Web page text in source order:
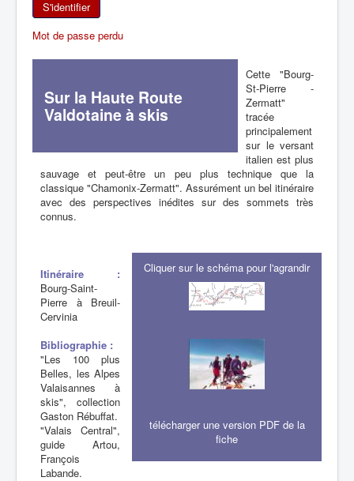
RANDONNÉE SPORTIVE
S'identifier
Mot de passe perdu
Sur la Haute Route
Valdotaine à skis
Cette "Bourg-
St-Pierre -
Zermatt"
tracée
principalement
sur le versant
italien est plus
sauvage et peut-être un peu plus technique que la
classique "Chamonix-Zermatt". Assurément un bel itinéraire
avec des perspectives inédites sur des sommets très
connus.
Cliquer sur le schéma pour l'agrandir
télécharger une version PDF de la
fiche
Itinéraire :
Bourg-Saint-
Pierre à Breuil-
Cervinia
Bibliographie :
"Les 100 plus
Belles, les Alpes
Valaisannes à
skis", collection
Gaston Rébuffat.
"Valais Central",
guide Artou,
François
Labande.